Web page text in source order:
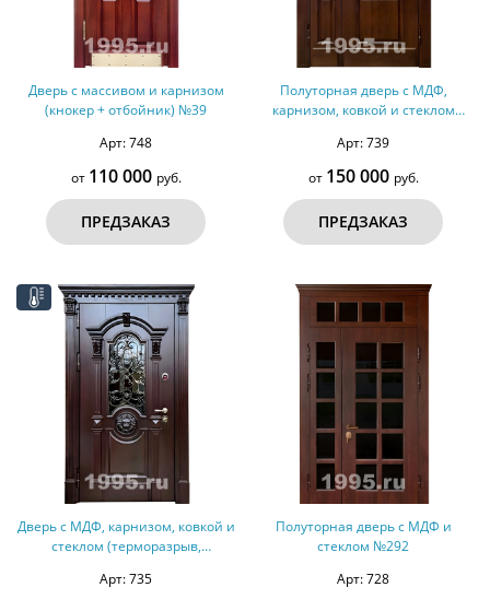
Дверь с массивом и карнизом
(кнокер + отбойник) №39
Арт: 748
от 110 000 руб.
ПРЕДЗАКАЗ
Полуторная дверь с МДФ,
карнизом, ковкой и стеклом
Арт: 739
от 150 000 руб.
ПРЕДЗАКАЗ
Дверь с МДФ, карнизом, ковкой и
стеклом (терморазрыв,
Арт: 735
Полуторная дверь с МДФ и
стеклом №292
Арт: 728